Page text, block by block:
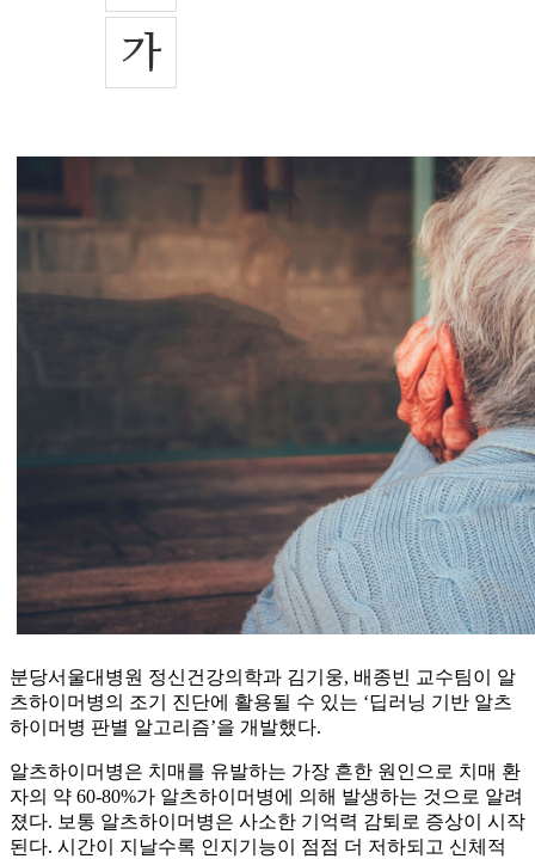
분당서울대병원 정신건강의학과 김기웅, 배종빈 교수팀이 알
츠하이머병의 조기 진단에 활용될 수 있는 ‘딥러닝 기반 알츠
하이머병 판별 알고리즘’을 개발했다.
알츠하이머병은 치매를 유발하는 가장 흔한 원인으로 치매 환
자의 약 60-80%가 알츠하이머병에 의해 발생하는 것으로 알려
졌다. 보통 알츠하이머병은 사소한 기억력 감퇴로 증상이 시작
된다. 시간이 지날수록 인지기능이 점점 더 저하되고 신체적